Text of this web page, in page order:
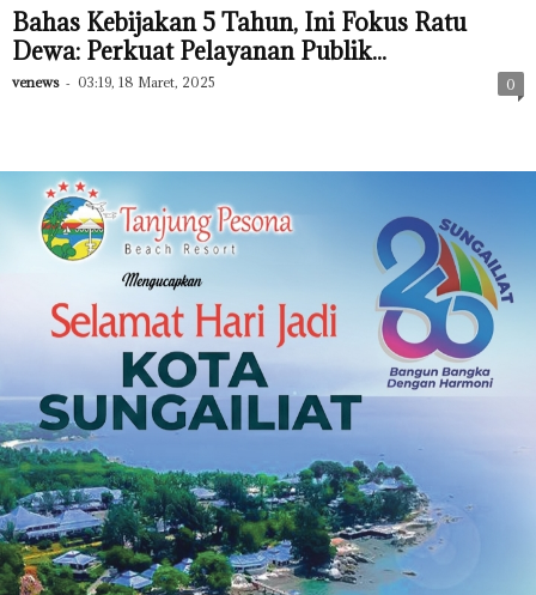
Bahas Kebijakan 5 Tahun, Ini Fokus Ratu
Dewa: Perkuat Pelayanan Publik...
venews - 03:19, 18 Maret, 2025 0